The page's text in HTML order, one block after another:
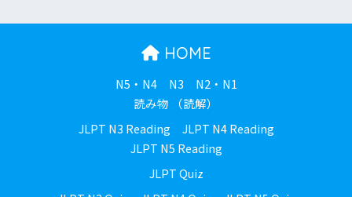
HOME
N5・N4 N3
N2・N1
読み物 （読解）
JLPT N3 Reading
JLPT N4 Reading
JLPT N5 Reading
JLPT Quiz